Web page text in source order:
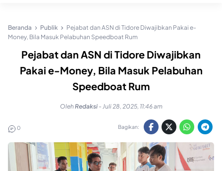
Beranda Publik
Pejabat dan ASN di Tidore Diwajibkan Pakai e-
Money, Bila Masuk Pelabuhan Speedboat Rum
Pejabat dan ASN di Tidore Diwajibkan
Pakai e-Money, Bila Masuk Pelabuhan
Speedboat Rum
OlehRedaksi - Juli 28, 2025, 11:46 am
0 Bagikan: